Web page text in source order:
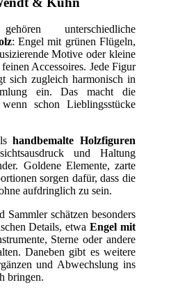
unterschiedliche
: Engel mit grünen Flügeln,
Motive oder kleine
Accessoires. Jede Figur
sich zugleich harmonisch in
ein. Das macht die
schon Lieblingsstücke
handbemalte Holzfiguren
und Haltung
Goldene Elemente, zarte
sorgen dafür, dass die
aufdringlich zu sein.
Sammler schätzen besonders
Details, etwa Engel mit
Sterne oder andere
Daneben gibt es weitere
und Abwechslung ins
bringen.